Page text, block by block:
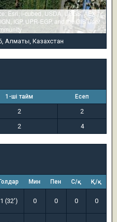
Esri, i-cubed, USDA, USGS, AEX,
IGP, UPR-EGP, and the GIS User
Алматы, Казахстан
1-ші тайм Есеп
2
2
2 4
Голдар Мин Пен С/қ Қ/қ
1 (32') 0 0 0 0